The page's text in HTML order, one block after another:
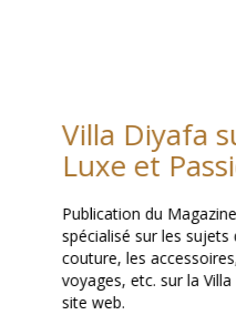
Villa Diyafa
Luxe et
Publication du
spécialisé sur les sujets
couture, les
voyages, etc. sur la
site web.